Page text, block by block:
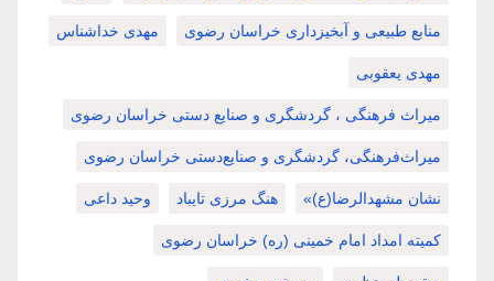
منابع طبیعی و آبخیزداری خراسان رضوی مهدی خداشناس
مهدی یعقوبی
میراث فرهنگی ، گردشگری و صنایع دستی خراسان رضوی
میراث‌فرهنگی، گردشگری و صنایع‌دستی خراسان رضوی
نشان مشهدالرضا(ع)» هنگ مرزی تایباد وحید داعی
کمیته امداد امام خمینی (ره) خراسان رضوی